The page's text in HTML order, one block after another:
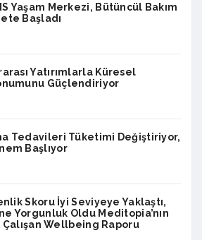
Yaşam Merkezi, Bütüncül Bakım
Başladı
Yatırımlarla Küresel
Güçlendiriyor
Tedavileri Tüketimi Değiştiriyor,
Başlıyor
Skoru İyi Seviyeye Yaklaştı,
Yorgunluk Oldu Meditopia’nın
Çalışan Wellbeing Raporu